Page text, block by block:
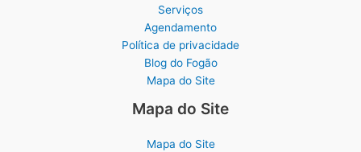
Serviços
Agendamento
Política de privacidade
Blog do Fogão
Mapa do Site
Mapa do Site
Mapa do Site